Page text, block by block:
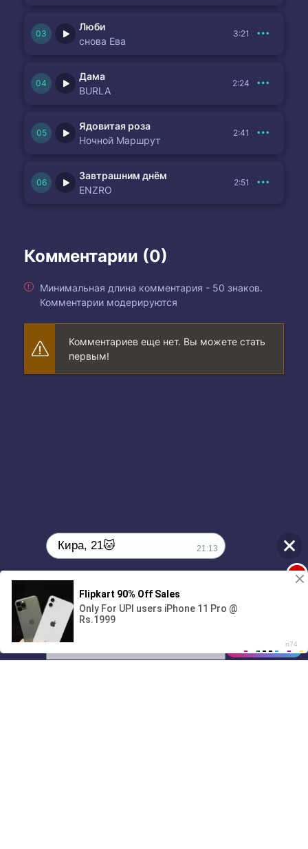
Люби
снова Ева
3:21
Дама
BURLA
2:24
Ядовитая роза
Ночной Маршрут
2:41
Завтрашним днём
ENZRO
2:51
Комментарии (0)
Минимальная длина комментария - 50 знаков.
Комментарии модерируются
Комментариев еще нет. Вы можете стать
первым!
01/07
00:00
Кира, 21🐱 21:13
Поиграешь со мной? 💖🐾
1